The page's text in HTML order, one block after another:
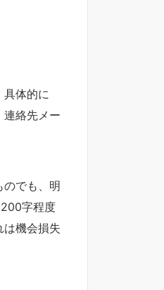
具体的に
連絡先メー
のでも、明
字程度
は機会損失